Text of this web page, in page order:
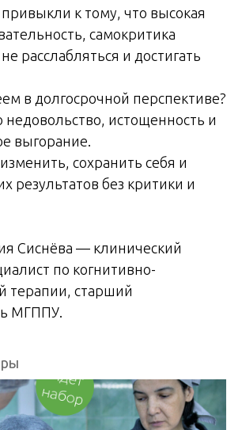
к тому, что высокая
самокритика
расслабляться и достигать
в долгосрочной перспективе?
недовольство, истощенность и
выгорание.
сохранить себя и
результатов без критики и
Сиснёва — клинический
по когнитивно-
терапии, старший
МГППУ.